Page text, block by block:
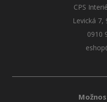
CPS
Levická 7,
0910